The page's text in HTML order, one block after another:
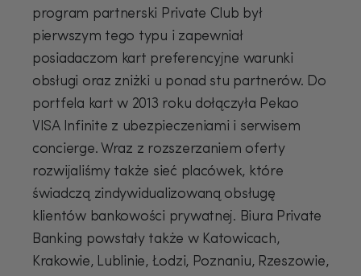
program partnerski Private Club był
pierwszym tego typu i zapewniał
posiadaczom kart preferencyjne warunki
obsługi oraz zniżki u ponad stu partnerów. Do
portfela kart w 2013 roku dołączyła Pekao
VISA Infinite z ubezpieczeniami i serwisem
concierge. Wraz z rozszerzaniem oferty
rozwijaliśmy także sieć placówek, które
świadczą zindywidualizowaną obsługę
klientów bankowości prywatnej. Biura Private
Banking powstały także w Katowicach,
Krakowie, Lublinie, Łodzi, Poznaniu, Rzeszowie,